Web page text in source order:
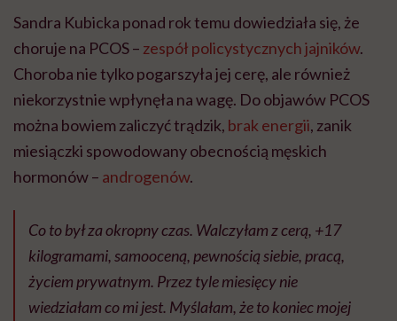
Sandra Kubicka ponad rok temu dowiedziała się, że
choruje na PCOS – zespół policystycznych jajników.
Choroba nie tylko pogarszyła jej cerę, ale również
niekorzystnie wpłynęła na wagę. Do objawów PCOS
można bowiem zaliczyć trądzik, brak energii, zanik
miesiączki spowodowany obecnością męskich
hormonów – androgenów.
Co to był za okropny czas. Walczyłam z cerą, +17
kilogramami, samooceną, pewnością siebie, pracą,
życiem prywatnym. Przez tyle miesięcy nie
wiedziałam co mi jest. Myślałam, że to koniec mojej